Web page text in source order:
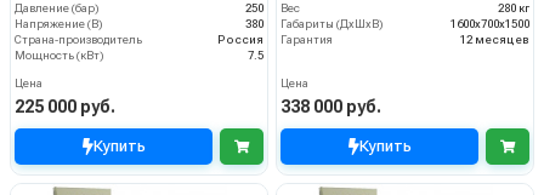
Давление (бар)
250
Напряжение (В)
380
Страна-производитель
Россия
Мощность (кВт)
7.5
Цена
225 000 руб.
Купить
Вес
280 кг
Габариты (ДхШхВ)
1600х700х1500
Гарантия
12 месяцев
Цена
338 000 руб.
Купить